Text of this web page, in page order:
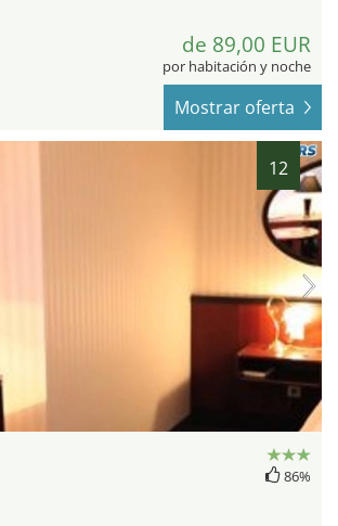
de 89,00 EUR
por habitación y noche
Mostrar oferta
12
86%